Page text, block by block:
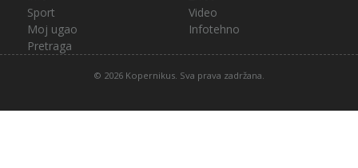
Sport
Video
Moj ugao
Infotehno
Pretraga
© 2026 Kopernikus. Sva prava zadržana.